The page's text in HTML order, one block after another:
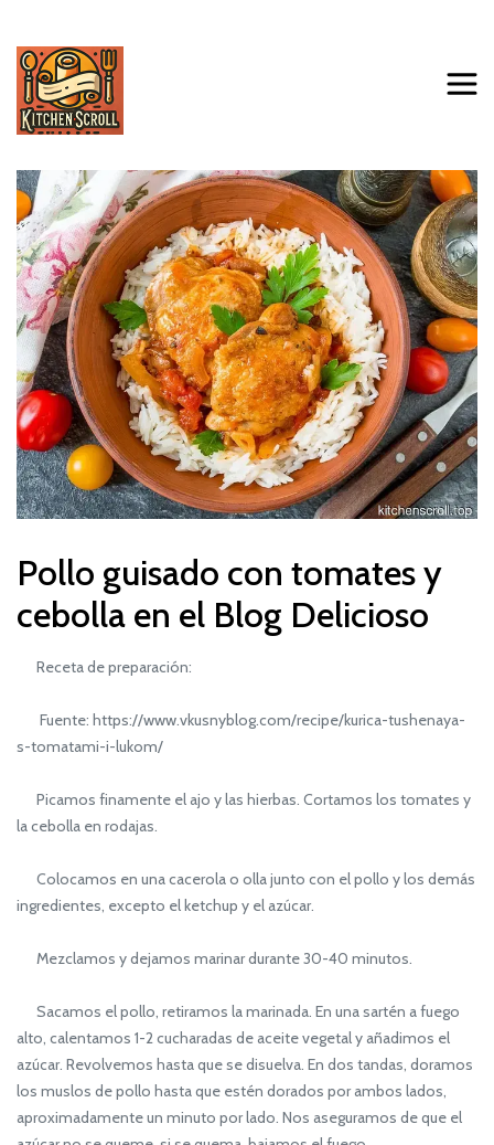
Pollo guisado con tomates y
cebolla en el Blog Delicioso
Receta de preparación:
Fuente: https://www.vkusnyblog.com/recipe/kurica-tushenaya-
s-tomatami-i-lukom/
Picamos finamente el ajo y las hierbas. Cortamos los tomates y
la cebolla en rodajas.
Colocamos en una cacerola o olla junto con el pollo y los demás
ingredientes, excepto el ketchup y el azúcar.
Mezclamos y dejamos marinar durante 30-40 minutos.
Sacamos el pollo, retiramos la marinada. En una sartén a fuego
alto, calentamos 1-2 cucharadas de aceite vegetal y añadimos el
azúcar. Revolvemos hasta que se disuelva. En dos tandas, doramos
los muslos de pollo hasta que estén dorados por ambos lados,
aproximadamente un minuto por lado. Nos aseguramos de que el